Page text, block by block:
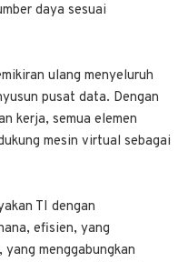
daya sesuai
ulang menyeluruh
pusat data. Dengan
kerja, semua elemen
mesin virtual sebagai
TI dengan
efisien, yang
menggabungkan